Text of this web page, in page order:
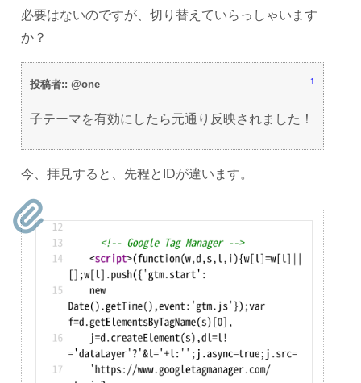
必要はないのですが、切り替えていらっしゃいます
か？
投稿者:: @one ↑
子テーマを有効にしたら元通り反映されました！
今、拝見すると、先程とIDが違います。